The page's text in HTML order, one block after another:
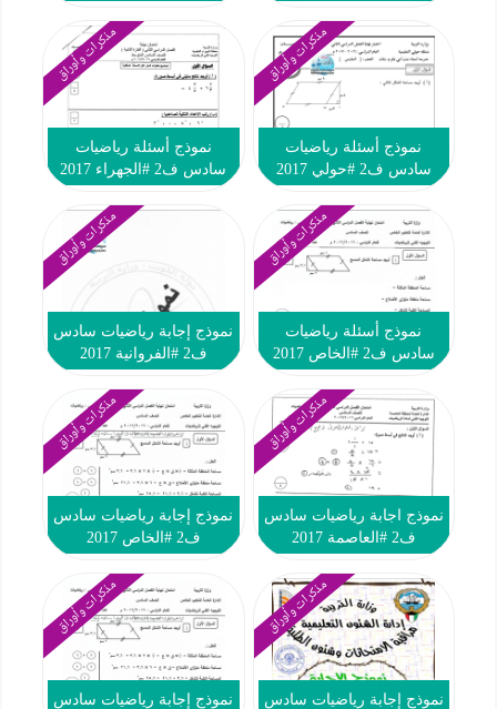
مذكرات وأوراق
نموذج أسئلة رياضيات
سادس ف2 #حولي 2017
مذكرات وأوراق
نموذج أسئلة رياضيات
سادس ف2 #الجهراء 2017
مذكرات وأوراق
نموذج أسئلة رياضيات
سادس ف2 #الخاص 2017
مذكرات وأوراق
نموذج إجابة رياضيات سادس
ف2 #الفروانية 2017
مذكرات وأوراق
نموذج اجابة رياضيات سادس
ف2 #العاصمة 2017
مذكرات وأوراق
نموذج إجابة رياضيات سادس
ف2 #الخاص 2017
مذكرات وأوراق
نموذج إجابة رياضيات سادس
مذكرات وأوراق
نموذج إجابة رياضيات سادس